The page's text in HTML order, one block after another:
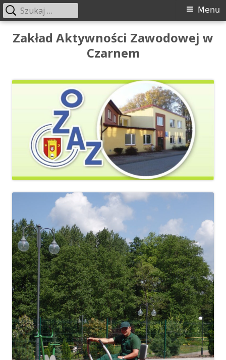
Przeskocz
Zakład Aktywności Zawodowej w
Czarnem
Menu
główne
Menu
Szukaj: